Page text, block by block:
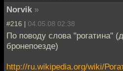
Norvik »
#216 | 04.05.08 02:38
По поводу слова "рогатина"
бронепоезде)
http://ru.wikipedia.org/wiki/